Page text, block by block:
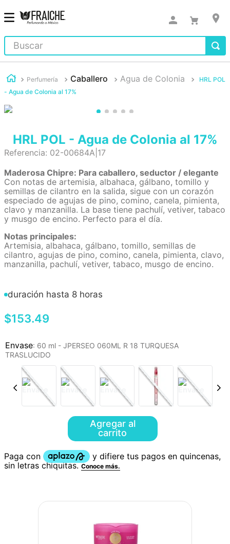
Buscar
Perfumería Caballero Agua de Colonia
HRL POL
- Agua de Colonia al 17%
HRL POL - Agua de Colonia al 17%
Referencia: 02-00684A|17
Maderosa Chipre: Para caballero, seductor / elegante
Con notas de artemisia, albahaca, gálbano, tomillo y
semillas de cilantro en la salida, sigue con un corazón
especiado de agujas de pino, comino, canela, pimienta,
clavo y manzanilla. La base tiene pachulí, vetiver, tabaco
y musgo de encino. Perfecto para el día.
Notas principales:
Artemisia, albahaca, gálbano, tomillo, semillas de
cilantro, agujas de pino, comino, canela, pimienta, clavo,
manzanilla, pachulí, vetiver, tabaco, musgo de encino.
duración hasta 8 horas
$153.49
: 60 ml - JPERSEO 060ML R 18 TURQUESA
TRASLUCIDO
Agregar al
carrito